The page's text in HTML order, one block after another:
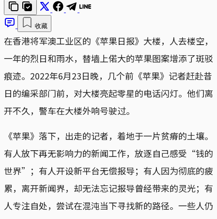
收藏
在香港将军澳工业区的《苹果日报》大楼，人去楼空，
一年的烈日和雨水，替墙上偌大的苹果图案增添了斑驳
痕迹。2022年6月23日晚，几个前《苹果》记者赶赴昔
日的编采部门前，对大楼亮起零星的电话闪灯。他们离
开不久，警车在大楼外响号驶过。
《苹果》落下，出走的记者，着地于一片贫瘠的土壤。
有人放下再无影响力的新闻工作，放逐自己感受“钱的
世界”；有人开设新平台无偿报导；有人因为彻底的疲
累，离开新闻界，却无法忘记报导曾经带来的灵光；有
人专注自处，尝试在混沌当下寻找新的路径。一些人仍